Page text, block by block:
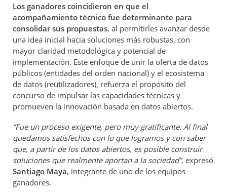
Los ganadores coincidieron en que el
acompañamiento técnico fue determinante para
consolidar sus propuestas, al permitirles avanzar desde
una idea inicial hacia soluciones más robustas, con
mayor claridad metodológica y potencial de
implementación. Este enfoque de unir la oferta de datos
públicos (entidades del orden nacional) y el ecosistema
de datos (reutilizadores), refuerza el propósito del
concurso de impulsar las capacidades técnicas y
promueven la innovación basada en datos abiertos.
“Fue un proceso exigente, pero muy gratificante. Al final
quedamos satisfechos con lo que logramos y con saber
que, a partir de los datos abiertos, es posible construir
soluciones que realmente aportan a la sociedad”, expresó
Santiago Maya, integrante de uno de los equipos
ganadores.